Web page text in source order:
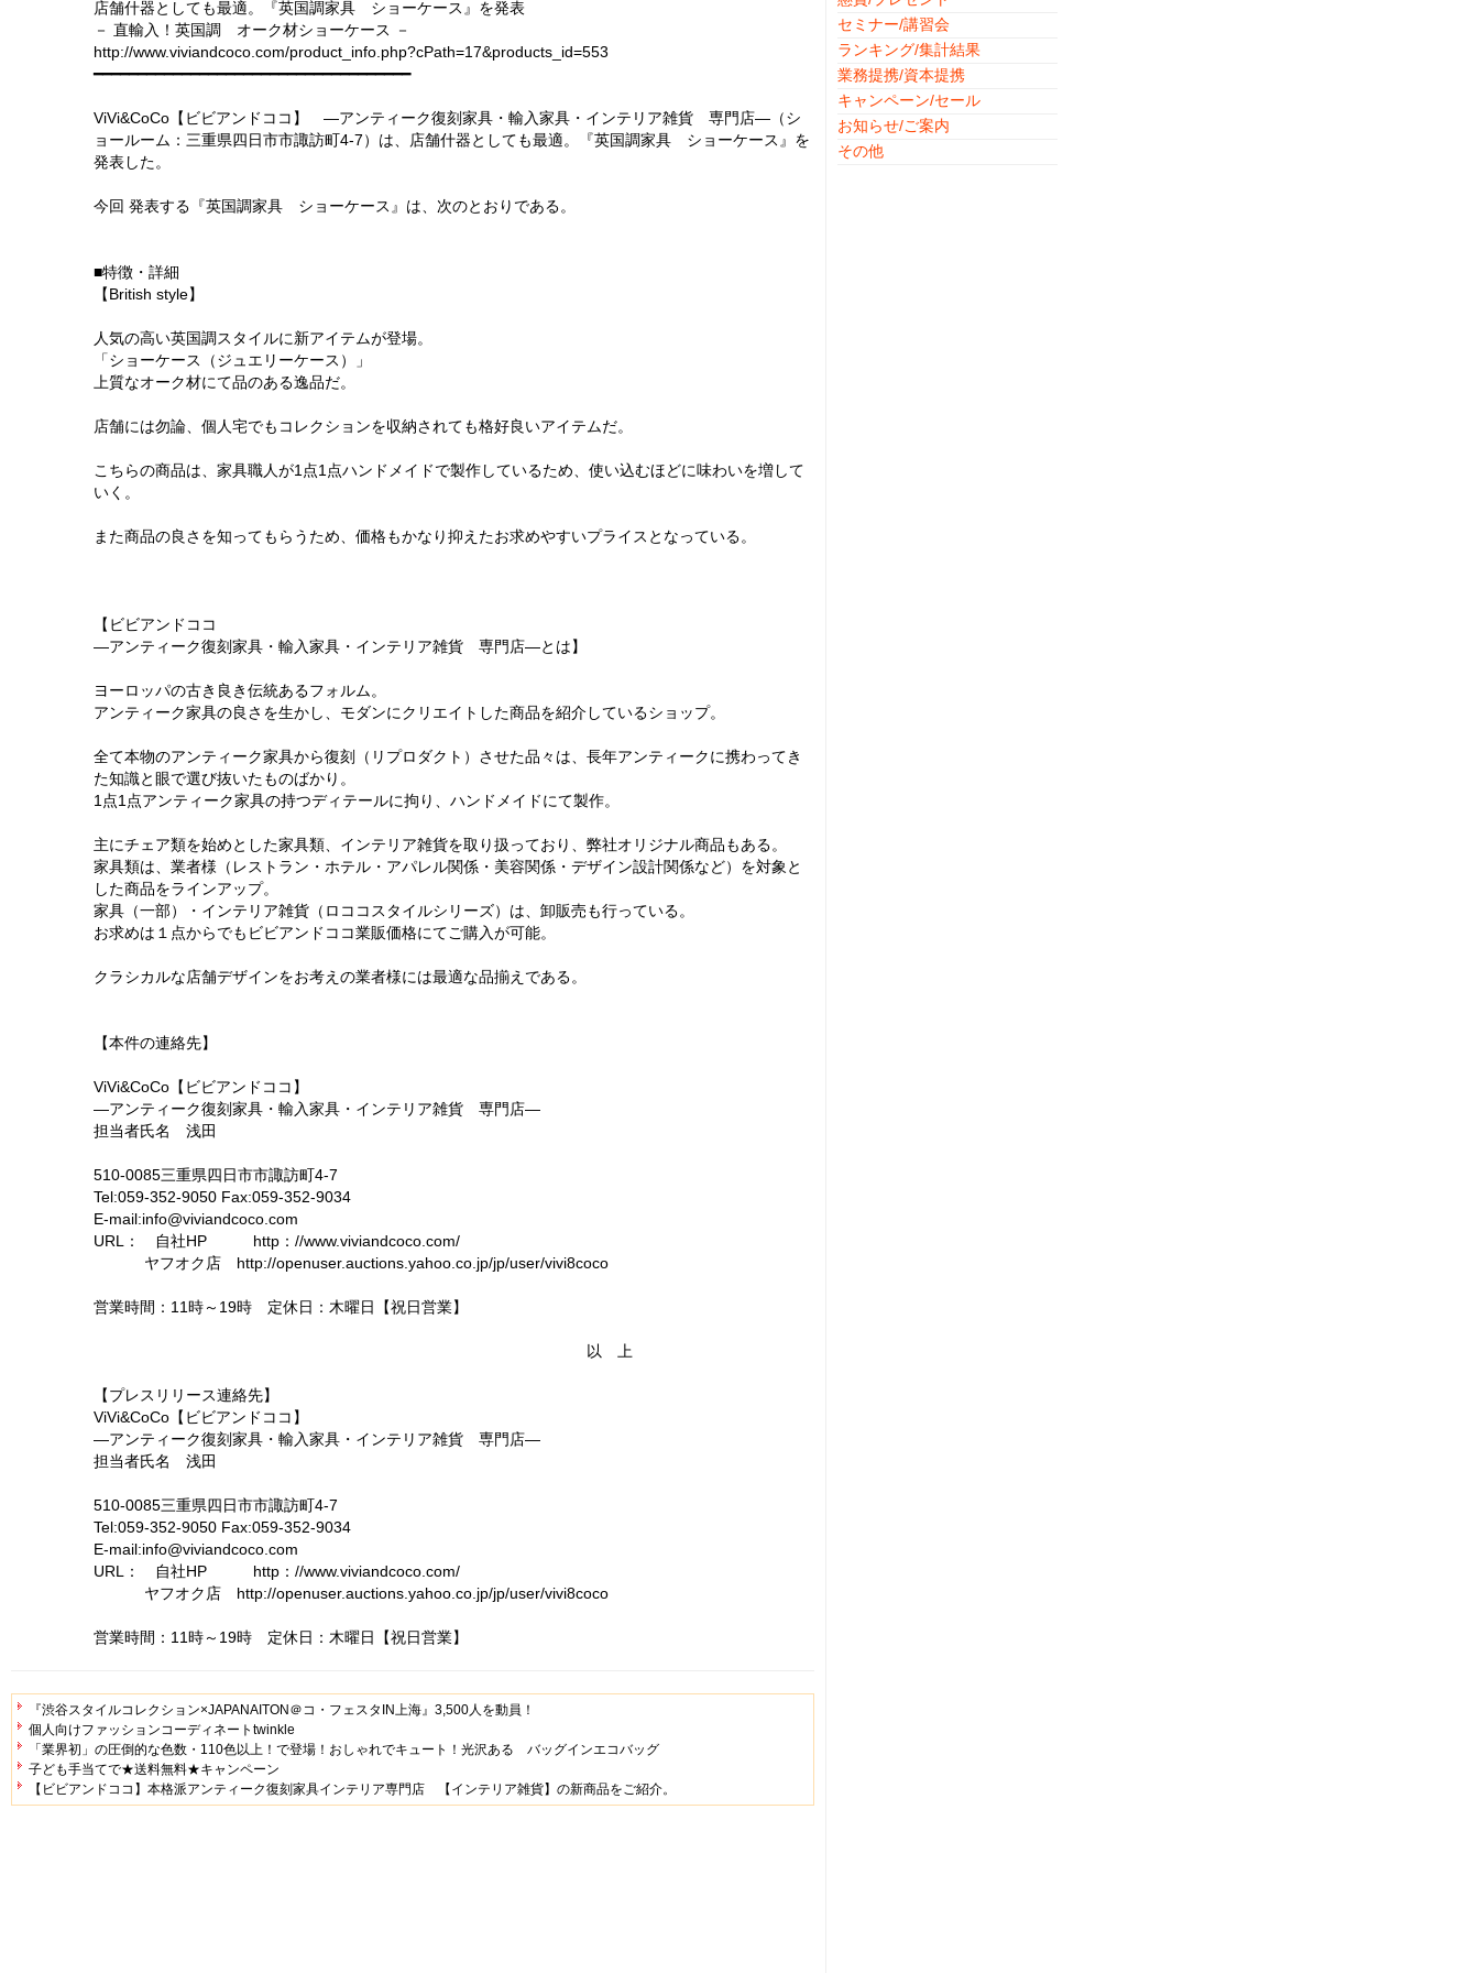
店舗什器としても最適。『英国調家具 ショーケース』を発表
－ 直輸入！英国調 オーク材ショーケース －
http://www.viviandcoco.com/product_info.php?cPath=17&products_id=553
━━━━━━━━━━━━━━━━━━━━━━━━━━━━━━━━━━━━
ViVi&CoCo【ビビアンドココ】 ―アンティーク復刻家具・輸入家具・インテリア雑貨 専門店―（シ
ョールーム：三重県四日市市諏訪町4-7）は、店舗什器としても最適。『英国調家具 ショーケース』を
発表した。
今回 発表する『英国調家具 ショーケース』は、次のとおりである。
■特徴・詳細
【British style】
人気の高い英国調スタイルに新アイテムが登場。
「ショーケース（ジュエリーケース）」
上質なオーク材にて品のある逸品だ。
店舗には勿論、個人宅でもコレクションを収納されても格好良いアイテムだ。
こちらの商品は、家具職人が1点1点ハンドメイドで製作しているため、使い込むほどに味わいを増して
いく。
また商品の良さを知ってもらうため、価格もかなり抑えたお求めやすいプライスとなっている。
【ビビアンドココ
―アンティーク復刻家具・輸入家具・インテリア雑貨 専門店―とは】
ヨーロッパの古き良き伝統あるフォルム。
アンティーク家具の良さを生かし、モダンにクリエイトした商品を紹介しているショップ。
全て本物のアンティーク家具から復刻（リプロダクト）させた品々は、長年アンティークに携わってき
た知識と眼で選び抜いたものばかり。
1点1点アンティーク家具の持つディテールに拘り、ハンドメイドにて製作。
主にチェア類を始めとした家具類、インテリア雑貨を取り扱っており、弊社オリジナル商品もある。
家具類は、業者様（レストラン・ホテル・アパレル関係・美容関係・デザイン設計関係など）を対象と
した商品をラインアップ。
家具（一部）・インテリア雑貨（ロココスタイルシリーズ）は、卸販売も行っている。
お求めは１点からでもビビアンドココ業販価格にてご購入が可能。
クラシカルな店舗デザインをお考えの業者様には最適な品揃えである。
【本件の連絡先】
ViVi&CoCo【ビビアンドココ】
―アンティーク復刻家具・輸入家具・インテリア雑貨 専門店―
担当者氏名 浅田
510-0085三重県四日市市諏訪町4-7
Tel:059-352-9050 Fax:059-352-9034
E-mail:info@viviandcoco.com
URL： 自社HP http：//www.viviandcoco.com/
ヤフオク店 http://openuser.auctions.yahoo.co.jp/jp/user/vivi8coco
営業時間：11時～19時 定休日：木曜日【祝日営業】
以 上
【プレスリリース連絡先】
ViVi&CoCo【ビビアンドココ】
―アンティーク復刻家具・輸入家具・インテリア雑貨 専門店―
担当者氏名 浅田
510-0085三重県四日市市諏訪町4-7
Tel:059-352-9050 Fax:059-352-9034
E-mail:info@viviandcoco.com
URL： 自社HP http：//www.viviandcoco.com/
ヤフオク店 http://openuser.auctions.yahoo.co.jp/jp/user/vivi8coco
営業時間：11時～19時 定休日：木曜日【祝日営業】
『渋谷スタイルコレクション×JAPANAITON＠コ・フェスタIN上海』3,500人を動員！
個人向けファッションコーディネートtwinkle
「業界初」の圧倒的な色数・110色以上！で登場！おしゃれでキュート！光沢ある バッグインエコバッグ
子ども手当てで★送料無料★キャンペーン
【ビビアンドココ】本格派アンティーク復刻家具インテリア専門店 【インテリア雑貨】の新商品をご紹介。
セミナー/講習会
ランキング/集計結果
業務提携/資本提携
キャンペーン/セール
お知らせ/ご案内
その他